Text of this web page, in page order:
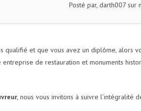
Posté par, darth007 sur
qualifié et que vous avez un diplôme, alors
de restauration et monuments
, nous vous invitons à suivre l’intégralité